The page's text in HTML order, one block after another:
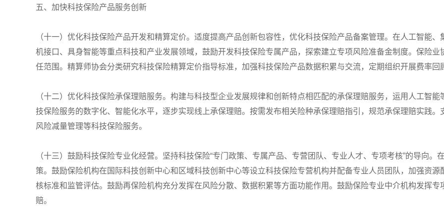
五、加快科技保险产品服务创新
（十一）优化科技保险产品开发和精算定价。适度提高产品创新包容性，优化科技保险产品备案管理。在人工智能
机接口、具身智能等重点科技和产业发展领域，鼓励开发科技保险专属产品，探索建立专项风险准备金制度。保险
任范围。精算师协会分类研究科技保险精算定价指导标准，加强科技保险产品数据积累与交流，定期组织开展费率
（十二）优化科技保险承保理赔服务。构建与科技型企业发展规律和创新特点相匹配的承保理赔服务，运用人工智
技保险服务的数字化、智能化水平，逐步实现线上承保理赔。按需发布相关险种承保理赔指引，规范承保理赔实践
风险减量管理等科技保险服务。
（十三）鼓励科技保险专业化经营。坚持科技保险“专门政策、专属产品、专营团队、专业人才、专项考核”的导向
策。鼓励保险机构在国际科技创新中心和区域科技创新中心等设立科技保险专营机构并配备专业人员团队，加强资
核标准和监管评估。鼓励再保险机构充分发挥在风险分散、数据积累等方面功能作用。鼓励保险专业中介机构发挥
赔。